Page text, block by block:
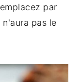
par
pas le